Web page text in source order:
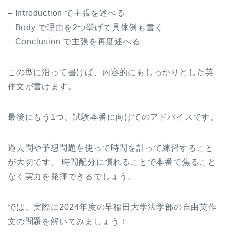
– Introduction で主張を述べる
– Body で理由を2つ挙げて具体例も書く
– Conclusion で主張を再度述べる
この型に沿って書けば、内容的にもしっかりとした英
作文が書けます。
最後にもう1つ、試験本番に向けてのアドバイスです。
過去問や予想問題を使って時間を計って練習すること
が大切です。 時間配分に慣れることで本番で焦ること
なく実力を発揮できるでしょう。
では、実際に2024年度の早稲田大学法学部の自由英作
文の問題を解いてみましょう！